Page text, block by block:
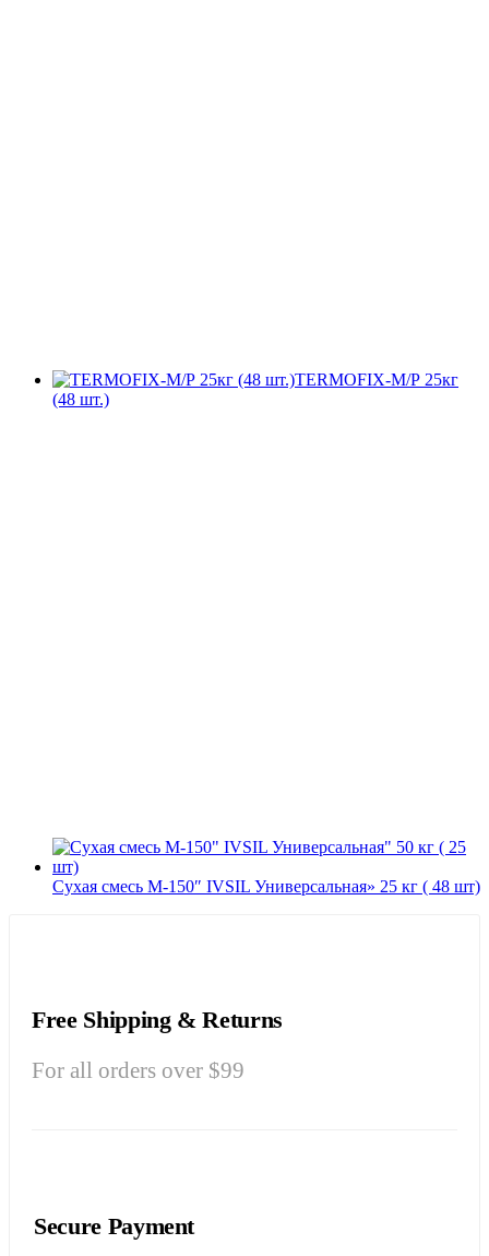
TERMOFIX-М/Р 25кг
(48 шт.)
Сухая смесь М-150″ IVSIL Универсальная» 25 кг ( 48 шт)
Free Shipping & Returns
For all orders over $99
Secure Payment